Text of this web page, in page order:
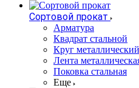
Сортовой прокат
Арматура
Квадрат стальной
Круг металлический
Лента
Поковка стальная
Еще